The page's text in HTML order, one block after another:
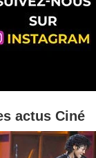
actus Ciné